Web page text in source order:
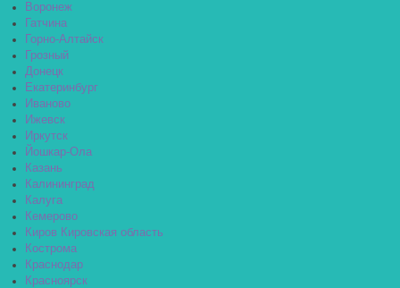
Воронеж
Гатчина
Горно-Алтайск
Грозный
Донецк
Екатеринбург
Иваново
Ижевск
Иркутск
Йошкар-Ола
Казань
Калининград
Калуга
Кемерово
Киров Кировская область
Кострома
Краснодар
Красноярск